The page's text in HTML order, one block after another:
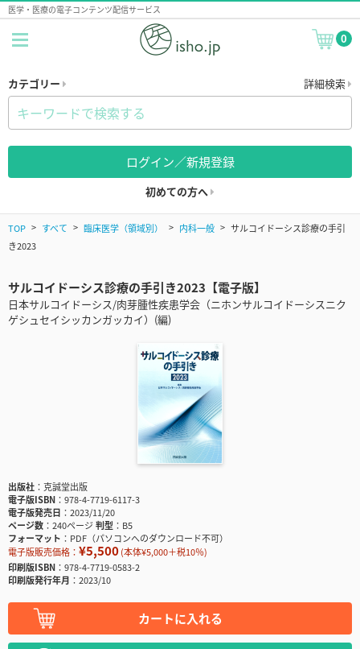
医学・医療の電子コンテンツ配信サービス
0
カテゴリー 詳細検索
ログイン／新規登録
初めての方へ
TOP すべて 臨床医学（領域別） 内科一般
サルコイドーシス診療の手引
き2023
サルコイドーシス診療の手引き2023【電子版】
日本サルコイドーシス/肉芽腫性疾患学会（ニホンサルコイドーシスニク
ゲシュセイシッカンガッカイ）(編)
出版社
克誠堂出版
電子版ISBN
978-4-7719-6117-3
電子版発売日
2023/11/20
ページ数
240ページ判型
B5
フォーマット
PDF（パソコンへのダウンロード不可）
電子版販売価格： ¥5,500(本体¥5,000＋税10％)
印刷版ISBN
978-4-7719-0583-2
印刷版発行年月
2023/10
カートに入れる